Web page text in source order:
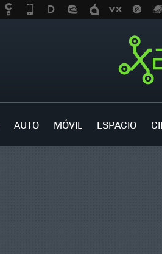
AUTO MÓVIL ESPACIO